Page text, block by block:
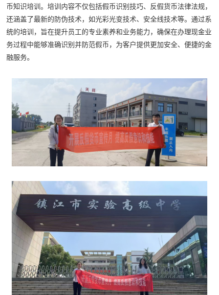
币知识培训。培训内容不仅包括假币识别技巧、反假货币法律法规，
还涵盖了最新的防伪技术，如光彩光变技术、安全线技术等。通过系
统的培训，旨在提升员工的专业素养和业务能力，确保在办理现金业
务过程中能够准确识别并防范假币，为客户提供更加安全、便捷的金
融服务。